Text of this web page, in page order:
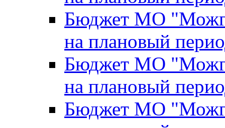
Бюджет МО
на плановый
Бюджет МО
на плановый
Бюджет МО